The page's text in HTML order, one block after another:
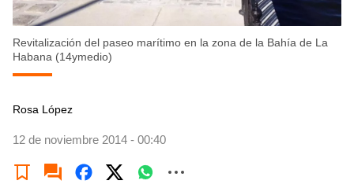
Revitalización del paseo marítimo en la zona de la Bahía de La
Habana (14ymedio)
Rosa López
12 de noviembre 2014 - 00:40